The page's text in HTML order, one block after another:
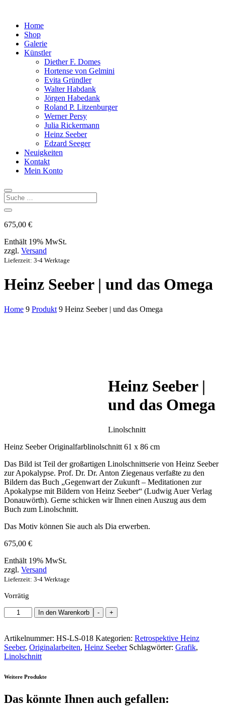
Home
Shop
Galerie
Künstler
Diether F. Domes
Hortense von Gelmini
Evita Gründler
Walter Habdank
Jörgen Habedank
Roland P. Litzenburger
Werner Persy
Julia Rickermann
Heinz Seeber
Edzard Seeger
Neuigkeiten
Kontakt
Mein Konto
675,00 €
Enthält 19% MwSt.
zzgl. Versand
Lieferzeit: 3-4 Werktage
Heinz Seeber | und das Omega
Home 9 Produkt 9 Heinz Seeber | und das Omega
Heinz Seeber |
und das Omega
Linolschnitt
Heinz Seeber Originalfarblinolschnitt 61 x 86 cm
Das Bild ist Teil der großartigen Linolschnittserie von Heinz Seeber
zur Apokalypse. Prof. Dr. Dr. Anton Ziegenaus verfaßte zu den
Bildern das Buch „Gegenwart der Zukunft – Meditationen zur
Apokalypse mit Bildern von Heinz Seeber“ (Ludwig Auer Verlag
Donauwörth). Gerne schicken wir Ihnen einen Auszug aus dem
Buch zum Linolschnitt.
Das Motiv können Sie auch als Dia erwerben.
675,00 €
Enthält 19% MwSt.
zzgl. Versand
Lieferzeit: 3-4 Werktage
Vorrätig
-
Heinz
und
das
Omega
+
In den Warenkorb
Artikelnummer: HS-LS-018 Kategorien: Retrospektive Heinz
Seeber, Originalarbeiten, Heinz Seeber Schlagwörter: Grafik,
Linolschnitt
Weitere Produkte
Das könnte Ihnen auch gefallen: